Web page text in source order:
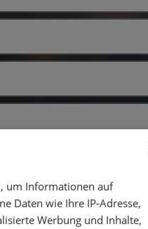
GERMAN
um Informationen auf
Daten wie Ihre IP-Adresse,
Werbung und Inhalte,